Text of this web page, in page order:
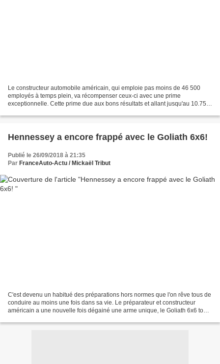
Le constructeur automobile américain, qui emploie pas moins de 46 500
employés à temps plein, va récompenser ceux-ci avec une prime
exceptionnelle. Cette prime due aux bons résultats et allant jusqu'au 10.750
Hennessey a encore frappé avec le Goliath 6x6!
Publié le 26/09/2018 à 21:35
Par FranceAuto-Actu / Mickaël Tribut
C'est devenu un habitué des préparations hors normes que l'on rêve tous de
conduire au moins une fois dans sa vie. Le préparateur et constructeur
américain a une nouvelle fois dégainé une arme unique, le Goliath 6x6 tout